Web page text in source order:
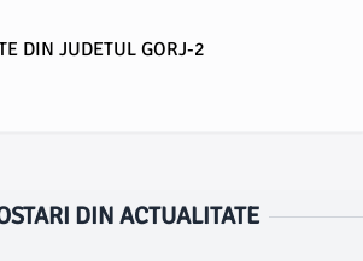
DIN JUDETUL GORJ-2
DIN ACTUALITATE